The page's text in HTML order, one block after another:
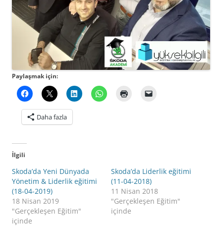
Paylaşmak için:
Daha fazla
İlgili
Skoda’da Yeni Dünyada
Yönetim & Liderlik eğitimi
(18-04-2019)
18 Nisan 2019
"Gerçekleşen Eğitim"
içinde
Skoda’da Liderlik eğitimi
(11-04-2018)
11 Nisan 2018
"Gerçekleşen Eğitim"
içinde